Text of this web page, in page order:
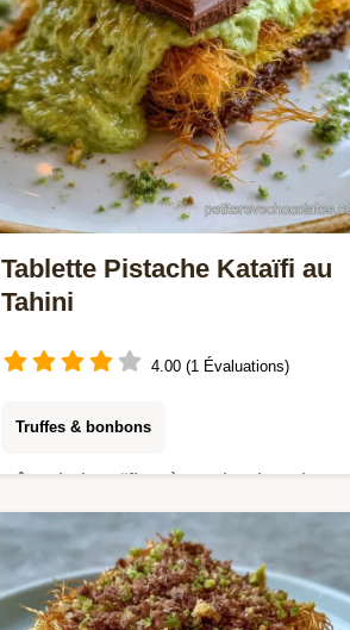
Tablette Pistache Kataïfi au
Tahini
4.00 (1 Évaluations)
Truffes & bonbons
Pâte de kataïfi, crème de pistache et
tahini composent cette Tablette
pistache kataïfi. Un tableau détaille le
rôle de chaque ingrédient en 2h 30.